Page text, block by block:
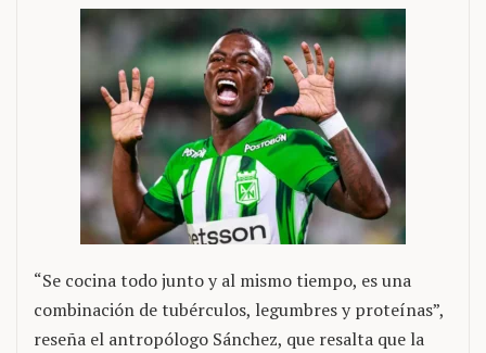
“Se cocina todo junto y al mismo tiempo, es una
combinación de tubérculos, legumbres y proteínas”,
reseña el antropólogo Sánchez, que resalta que la